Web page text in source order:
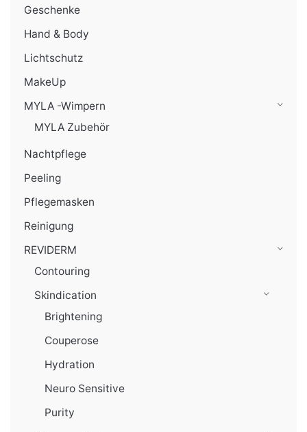
Geschenke
Hand & Body
Lichtschutz
MakeUp
MYLA -Wimpern
MYLA Zubehör
Nachtpflege
Peeling
Pflegemasken
Reinigung
REVIDERM
Contouring
Skindication
Brightening
Couperose
Hydration
Neuro Sensitive
Purity